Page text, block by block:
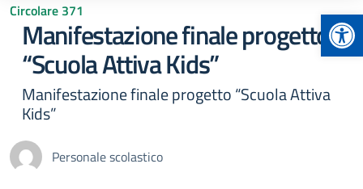
Circolare 371
Manifestazione finale progetto
“Scuola Attiva Kids”
Manifestazione finale progetto “Scuola Attiva
Kids”
Personale scolastico